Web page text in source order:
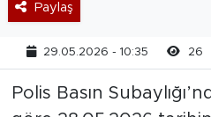
Paylaş
29.05.2026 - 10:35 26
Polis Basın